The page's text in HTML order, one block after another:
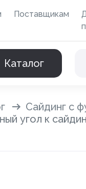
Поставщикам
Каталог
Сайдинг с
угол к